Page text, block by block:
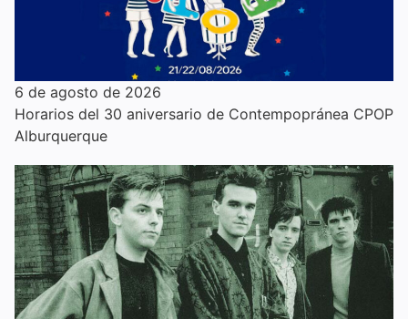
6 de agosto de 2026
Horarios del 30 aniversario de Contempopránea CPOP
Alburquerque